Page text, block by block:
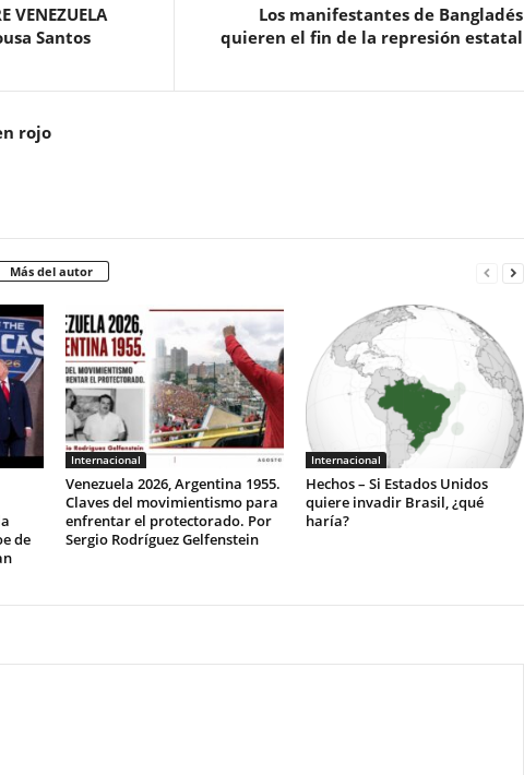
VENEZUELA
Santos
Los manifestantes de Bangladés
quieren el fin de la represión estatal
rojo
Más del autor
de
Internacional
Venezuela 2026, Argentina 1955.
Claves del movimientismo para
enfrentar el protectorado. Por
Sergio Rodríguez Gelfenstein
Internacional
Hechos – Si Estados Unidos
quiere invadir Brasil, ¿qué
haría?